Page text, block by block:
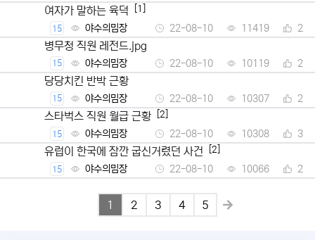
여자가 말하는 육덕 [1]
15 야수의밈장 22-08-10 11419 2
병무청 직원 레전드.jpg
15 야수의밈장 22-08-10 10119 2
당당치킨 반박 근황
15 야수의밈장 22-08-10 10307 2
스타벅스 직원 월급 근황 [2]
15 야수의밈장 22-08-10 10308 3
유럽이 한국에 잠깐 굽신거렸던 사건 [2]
15 야수의밈장 22-08-10 10066 2
1 2 3 4 5